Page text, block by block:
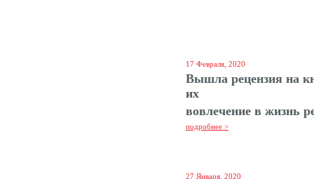
17 Февраля, 2020
Вышла рецензия на
их
вовлечение в жизнь
подробнее >
27 Января, 2020